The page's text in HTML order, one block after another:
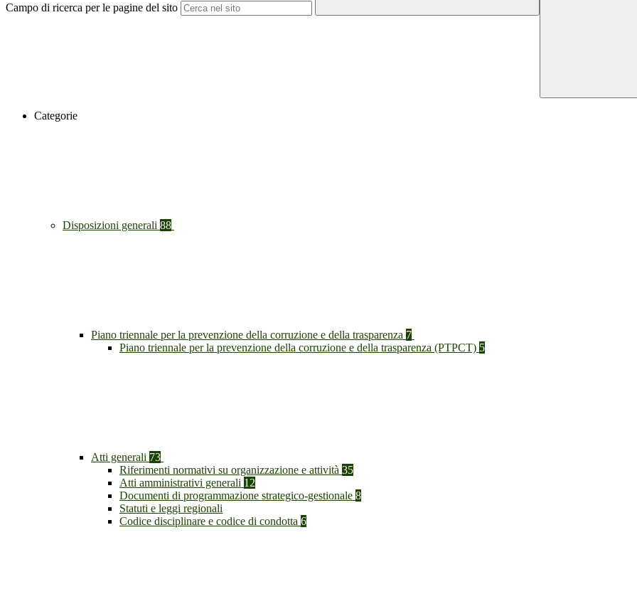
Campo di ricerca per le pagine del sito
Categorie
Disposizioni generali 88
Piano triennale per la prevenzione della corruzione e della trasparenza 7
Piano triennale per la prevenzione della corruzione e della trasparenza (PTPCT) 5
Atti generali 73
Riferimenti normativi su organizzazione e attività 35
Atti amministrativi generali 12
Documenti di programmazione strategico-gestionale 8
Statuti e leggi regionali
Codice disciplinare e codice di condotta 6